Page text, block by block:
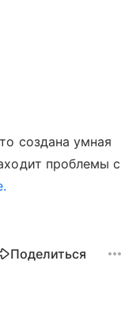
создана умная
проблемы с
Поделиться